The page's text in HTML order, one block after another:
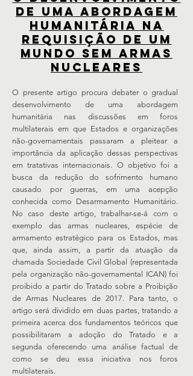
DE UMA ABORDAGEM
HUMANITÁRIA NA
REQUISIÇÃO DE UM
MUNDO SEM ARMAS
NUCLEARES
O presente artigo procura debater o gradual
desenvolvimento de uma abordagem
humanitária nas discussões em foros
multilaterais em que Estados e organizações
não-governamentais passaram a pleitear a
importância da aplicação dessas perspectivas
em tratativas internacionais. O objetivo foi a
busca da redução do sofrimento humano
causado por guerras, em uma acepção
conhecida como Desarmamento Humanitário.
No caso deste artigo, trabalhar-se-á com o
exemplo das armas nucleares, espécie de
armamento estratégico para os Estados, mas
que, ainda assim, a partir da atuação da
chamada Sociedade Civil Global (representada
pela organização não-governamental ICAN) foi
proibido a partir do Tratado sobre a Proibição
de Armas Nucleares de 2017. Para tanto, o
artigo será dividido em duas partes, tratando a
primeira acerca dos fundamentos teóricos que
possibilitaram a adoção do Tratado e a
segunda oferecendo uma análise factual de
como se deu essa iniciativa nos foros
multilaterais.